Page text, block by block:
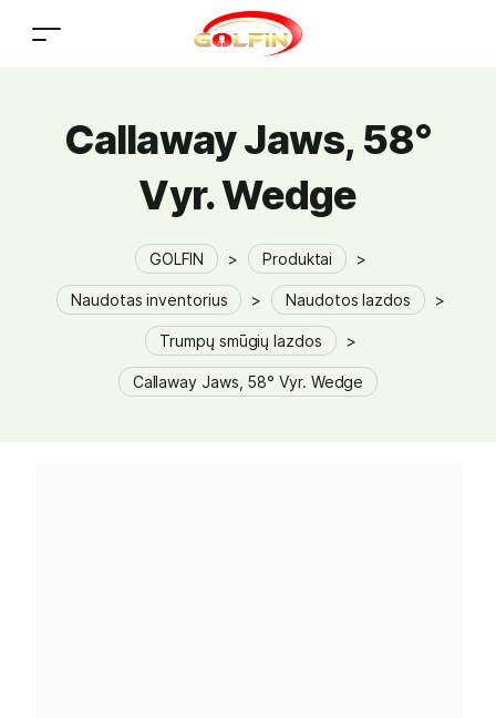
Callaway Jaws, 58°
Vyr. Wedge
GOLFIN > Produktai >
Naudotas inventorius > Naudotos lazdos >
Trumpų smūgių lazdos >
Callaway Jaws, 58° Vyr. Wedge